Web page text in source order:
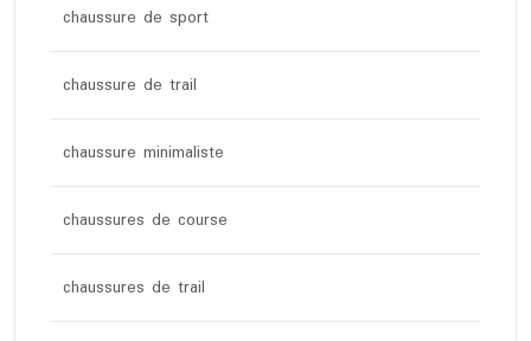
chaussure de sport
chaussure de trail
chaussure minimaliste
chaussures de course
chaussures de trail